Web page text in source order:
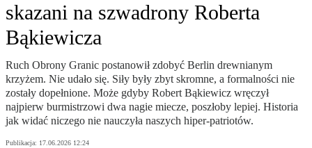
skazani na szwadrony Roberta
Bąkiewicza
Ruch Obrony Granic postanowił zdobyć Berlin drewnianym
krzyżem. Nie udało się. Siły były zbyt skromne, a formalności nie
zostały dopełnione. Może gdyby Robert Bąkiewicz wręczył
najpierw burmistrzowi dwa nagie miecze, poszłoby lepiej. Historia
jak widać niczego nie nauczyła naszych hiper-patriotów.
Publikacja: 17.06.2026 12:24